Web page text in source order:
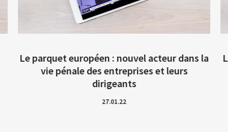
Le parquet européen : nouvel acteur dans la
vie pénale des entreprises et leurs
dirigeants
27.01.22
Baro Alto Formation
Actualités
Baro Alto Academy
Nous contacter